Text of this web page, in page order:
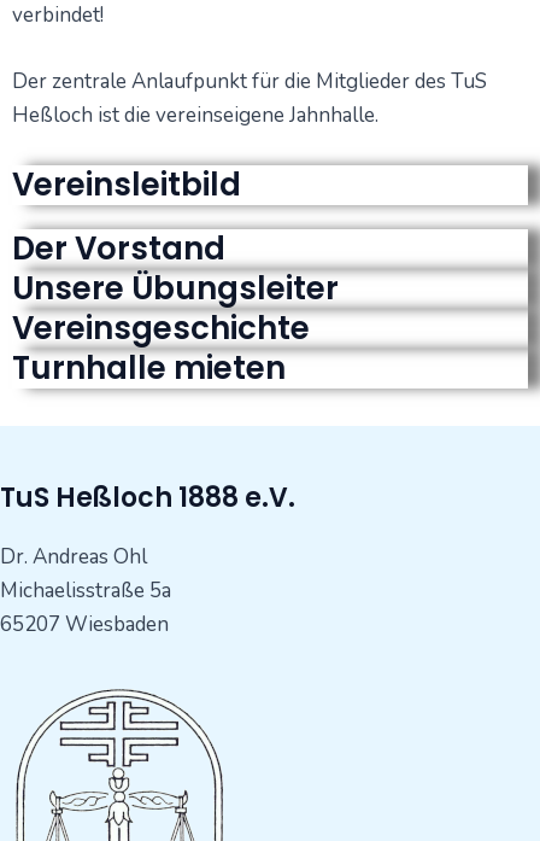
verbindet!
Der zentrale Anlaufpunkt für die Mitglieder des TuS
Heßloch ist die vereinseigene Jahnhalle.
Vereinsleitbild
Der Vorstand
Unsere Übungsleiter
Vereinsgeschichte
Turnhalle mieten
TuS Heßloch 1888 e.V.
Dr. Andreas Ohl
Michaelisstraße 5a
65207 Wiesbaden